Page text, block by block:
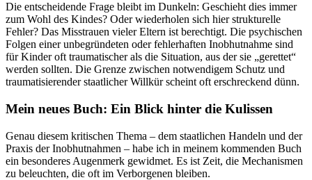
Die entscheidende Frage bleibt im Dunkeln: Geschieht dies immer
zum Wohl des Kindes? Oder wiederholen sich hier strukturelle
Fehler? Das Misstrauen vieler Eltern ist berechtigt. Die psychischen
Folgen einer unbegründeten oder fehlerhaften Inobhutnahme sind
für Kinder oft traumatischer als die Situation, aus der sie „gerettet“
werden sollten. Die Grenze zwischen notwendigem Schutz und
traumatisierender staatlicher Willkür scheint oft erschreckend dünn.
Mein neues Buch: Ein Blick hinter die Kulissen
Genau diesem kritischen Thema – dem staatlichen Handeln und der
Praxis der Inobhutnahmen – habe ich in meinem kommenden Buch
ein besonderes Augenmerk gewidmet. Es ist Zeit, die Mechanismen
zu beleuchten, die oft im Verborgenen bleiben.